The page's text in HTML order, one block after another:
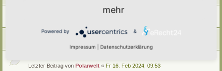
QR-Code Hortus-Netzwerk.de
Zeit Nutzen, sinnvoll gestalten
Polarwelt
Letzter Beitrag von Polarwelt « Fr 16. Feb 2024, 09:53
mehr
Powered by &
Impressum Datenschutzerklärung